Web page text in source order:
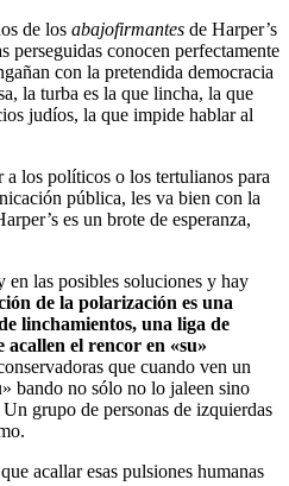
de los abajofirmantes de Harper’s
perseguidas conocen perfectamente
con la pretendida democracia
la turba es la que lincha, la que
judíos, la que impide hablar al
los políticos o los tertulianos para
pública, les va bien con la
es un brote de esperanza,
en las posibles soluciones y hay
de la polarización es una
linchamientos, una liga de
el rencor en «su»
que cuando ven un
bando no sólo no lo jaleen sino
grupo de personas de izquierdas
acallar esas pulsiones humanas